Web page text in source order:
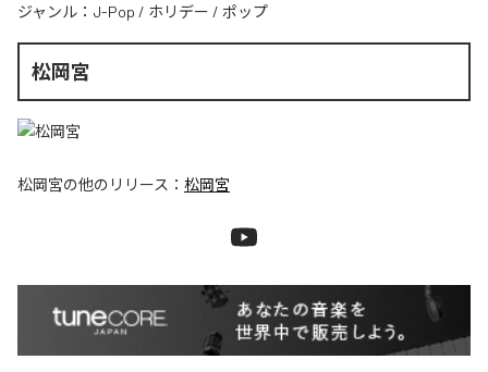
ジャンル： J-Pop / ホリデー / ポップ
松岡宮
松岡宮の他のリリース： 松岡宮